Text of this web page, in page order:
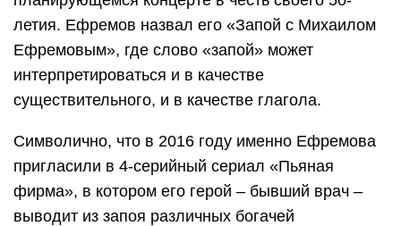
летия. Ефремов назвал его «Запой с Михаилом
Ефремовым», где слово «запой» может
интерпретироваться и в качестве
существительного, и в качестве глагола.
Символично, что в 2016 году именно Ефремова
пригласили в 4-серийный сериал «Пьяная
фирма», в котором его герой – бывший врач –
выводит из запоя различных богачей